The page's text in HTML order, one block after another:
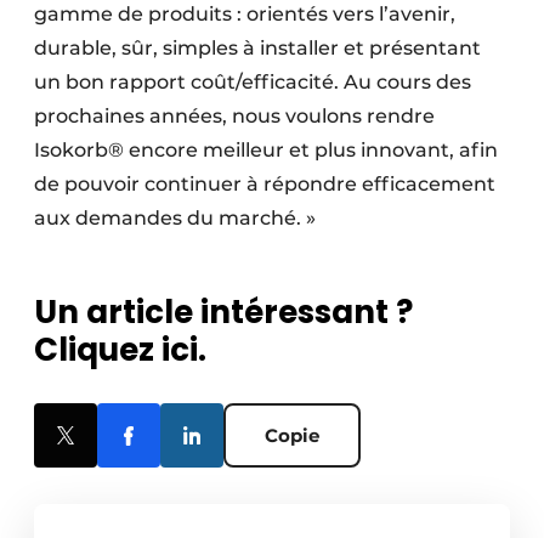
gamme de produits : orientés vers l’avenir,
durable, sûr, simples à installer et présentant
un bon rapport coût/efficacité. Au cours des
prochaines années, nous voulons rendre
Isokorb® encore meilleur et plus innovant, afin
de pouvoir continuer à répondre efficacement
aux demandes du marché. »
Un article intéressant ?
Cliquez ici.
Copie